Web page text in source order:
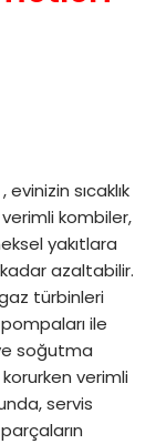
sıcaklık
kombiler,
yakıtlara
kadar azaltabilir.
türbinleri
pompaları ile
soğutma
verimli
servis